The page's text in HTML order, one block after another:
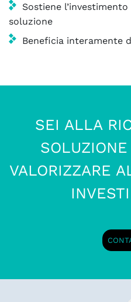
Sostiene
soluzione
Beneficia interamente
SEI ALLA
VALORIZZARE